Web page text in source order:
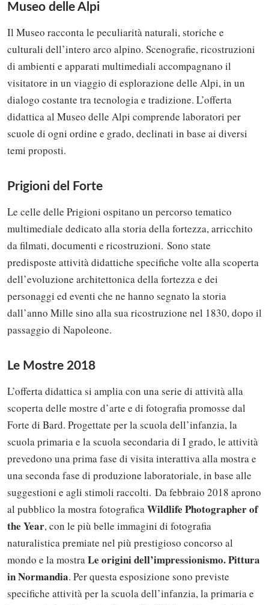
Museo delle Alpi
Il Museo racconta le peculiarità naturali, storiche e
culturali dell’intero arco alpino. Scenografie, ricostruzioni
di ambienti e apparati multimediali accompagnano il
visitatore in un viaggio di esplorazione delle Alpi, in un
dialogo costante tra tecnologia e tradizione. L’offerta
didattica al Museo delle Alpi comprende laboratori per
scuole di ogni ordine e grado, declinati in base ai diversi
temi proposti.
Prigioni del Forte
Le celle delle Prigioni ospitano un percorso tematico
multimediale dedicato alla storia della fortezza, arricchito
da filmati, documenti e ricostruzioni. Sono state
predisposte attività didattiche specifiche volte alla scoperta
dell’evoluzione architettonica della fortezza e dei
personaggi ed eventi che ne hanno segnato la storia
dall’anno Mille sino alla sua ricostruzione nel 1830, dopo il
passaggio di Napoleone.
Le Mostre 2018
L’offerta didattica si amplia con una serie di attività alla
scoperta delle mostre d’arte e di fotografia promosse dal
Forte di Bard. Progettate per la scuola dell’infanzia, la
scuola primaria e la scuola secondaria di I grado, le attività
prevedono una prima fase di visita interattiva alla mostra e
una seconda fase di produzione laboratoriale, in base alle
suggestioni e agli stimoli raccolti. Da febbraio 2018 aprono
al pubblico la mostra fotograficaWildlife Photographer of
the Year, con le più belle immagini di fotografia
naturalistica premiate nel più prestigioso concorso al
mondo e la mostraLe origini dell’impressionismo. Pittura
in Normandia. Per questa esposizione sono previste
specifiche attività per la scuola dell’infanzia, la primaria e